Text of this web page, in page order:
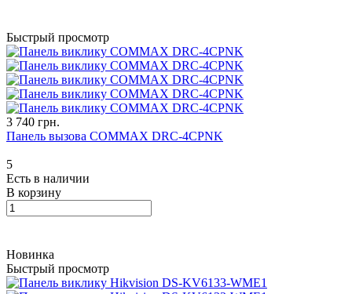
Быстрый просмотр
3 740 грн.
Панель вызова COMMAX DRC-4CPNK
5
Есть в наличии
В корзину
Новинка
Быстрый просмотр